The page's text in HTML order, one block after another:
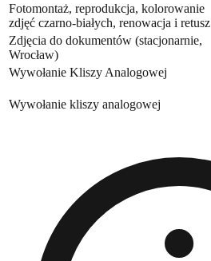
Fotomontaż, reprodukcja, kolorowanie
zdjęć czarno-białych, renowacja i retusz
Zdjęcia do dokumentów (stacjonarnie,
Wrocław)
Wywołanie Kliszy Analogowej
Wywołanie kliszy analogowej